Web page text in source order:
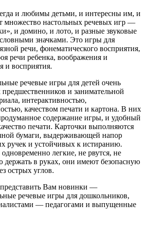
и любимы детьми, и интересны им, и
множество настольных речевых игр —
и домино, и лото, и разные звуковые
значками. Это игры для
речи, фонематического восприятия,
речи ребенка, воображения и
и восприятия.
речевые игры для детей очень
и занимательной
интерактивностью,
качеством печати и картона. В них
содержание игры, и удобный
печати. Карточки выполняются
бумаги, выдерживающей напор
ручек и устойчивых к истиранию.
легкие, не рвутся, не
держать в руках, они имеют безопасную
острых углов.
представить Вам новинки —
речевые игры для дошкольников,
— педагогами и выпущенные